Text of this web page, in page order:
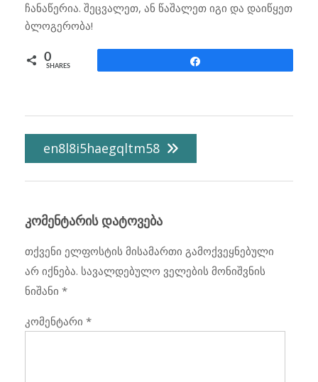
ჩანაწერია. შეცვალეთ, ან წაშალეთ იგი და დაიწყეთ
ბლოგერობა!
0
SHARES
ნავიგაცია
en8l8i5haegqltm58
კომენტარის დატოვება
თქვენი ელფოსტის მისამართი გამოქვეყნებული
არ იქნება. სავალდებულო ველების მონიშვნის
ნიშანი *
კომენტარი *